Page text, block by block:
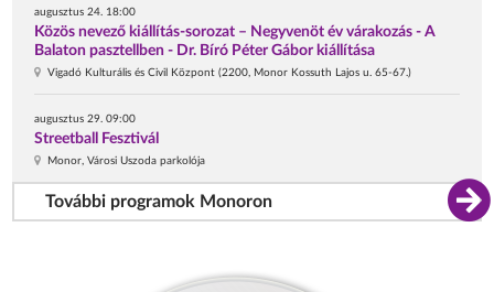
augusztus 24. 18:00
Közös nevező kiállítás-sorozat – Negyvenöt év várakozás - A
Balaton pasztellben - Dr. Bíró Péter Gábor kiállítása
Vigadó Kulturális és Civil Központ (2200, Monor Kossuth Lajos u. 65-67.)
augusztus 29. 09:00
Streetball Fesztivál
Monor, Városi Uszoda parkolója
További programok Monoron